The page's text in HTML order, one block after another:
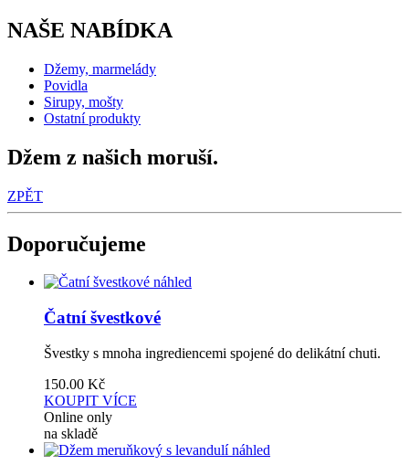
NAŠE NABÍDKA
Džemy, marmelády
Povidla
Sirupy, mošty
Ostatní produkty
Džem z našich moruší.
ZPĚT
Doporučujeme
náhled
Čatní švestkové
Švestky s mnoha ingrediencemi spojené do delikátní chuti.
150.00 Kč
KOUPIT VÍCE
Online only
na skladě
náhled